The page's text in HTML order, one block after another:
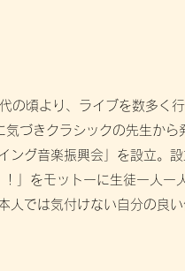
の頃より、ライブを数多く
気づきクラシックの先生か
ング音楽振興会」を設立。
！」をモットーに生徒一人一
人では気付けない自分の良